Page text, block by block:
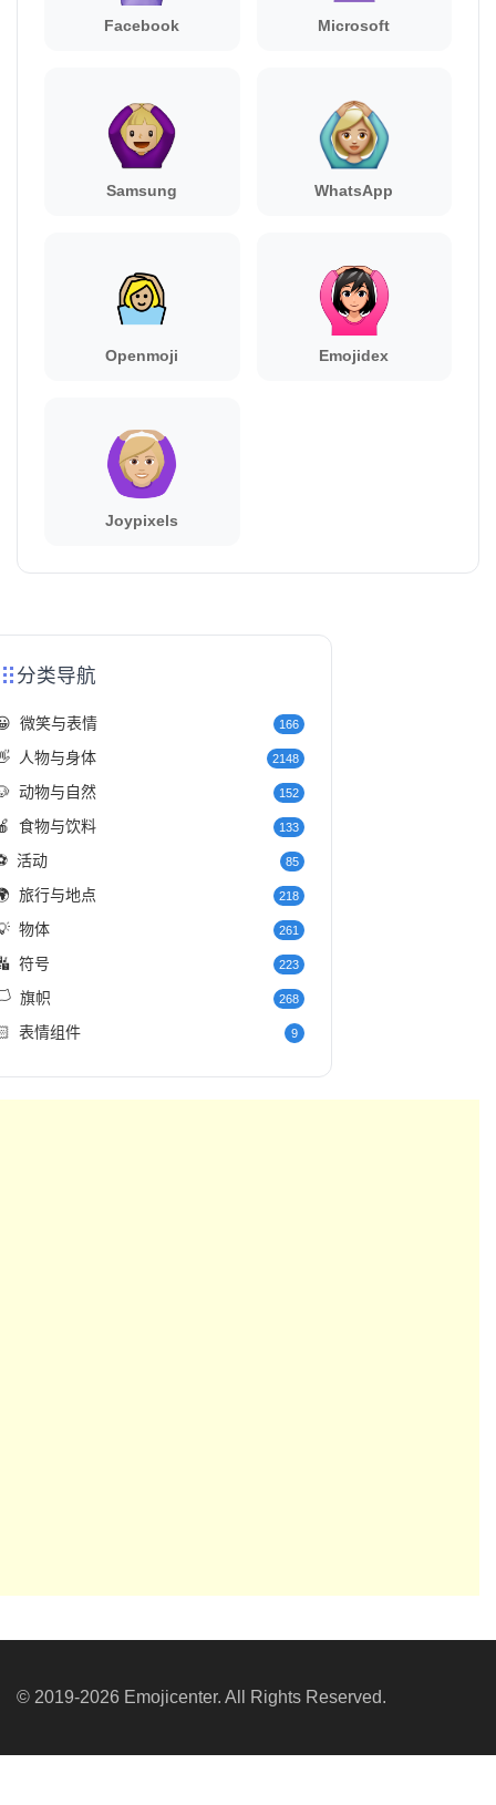
Facebook Microsoft
Samsung WhatsApp
Openmoji Emojidex
Joypixels
分类导航
微笑与表情 166
人物与身体 2148
动物与自然 152
食物与饮料 133
活动 85
旅行与地点 218
物体 261
符号 223
旗帜 268
表情组件 9
© 2019-2026 Emojicenter. All Rights Reserved.